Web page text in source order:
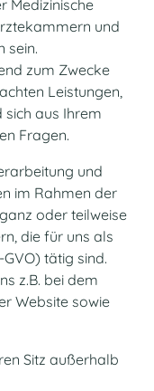
Medizinische
und
sein.
zum Zwecke
Leistungen,
sich aus Ihrem
Fragen.
und
im Rahmen der
oder teilweise
die für uns als
tätig sind.
z.B. bei dem
Website sowie
Sitz außerhalb